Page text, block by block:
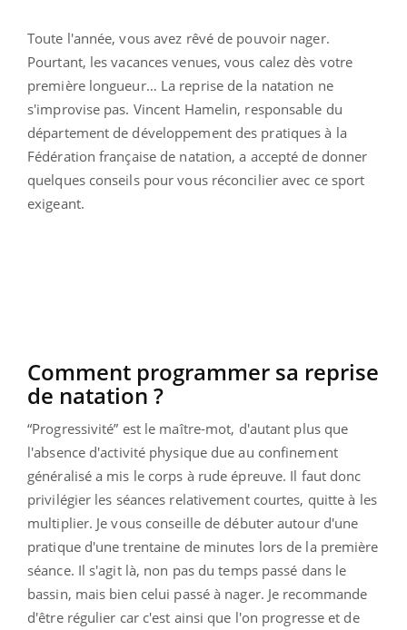
Toute l'année, vous avez rêvé de pouvoir nager.
Pourtant, les vacances venues, vous calez dès votre
première longueur… La reprise de la natation ne
s'improvise pas. Vincent Hamelin, responsable du
département de développement des pratiques à la
Fédération française de natation, a accepté de donner
quelques conseils pour vous réconcilier avec ce sport
exigeant.
Comment programmer sa reprise
de natation ?
“Progressivité” est le maître-mot, d'autant plus que
l'absence d'activité physique due au confinement
généralisé a mis le corps à rude épreuve. Il faut donc
privilégier les séances relativement courtes, quitte à les
multiplier. Je vous conseille de débuter autour d'une
pratique d'une trentaine de minutes lors de la première
séance. Il s'agit là, non pas du temps passé dans le
bassin, mais bien celui passé à nager. Je recommande
d'être régulier car c'est ainsi que l'on progresse et de